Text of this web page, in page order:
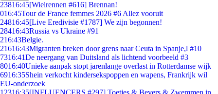
23816:45[Wielrennen #616] Brennan!
016:45Tour de France femmes 2026 #6 Allez vooruit
24816:45[Live Eredivisie #1787] We zijn begonnen!
28416:43Russia vs Ukraine #91
216:43Belgie.
21616:43Migranten breken door grens naar Ceuta in Spanje,l #10
7316:41De neergang van Duitsland als lichtend voorbeeld #3
8016:40Unieke aanpak stopt jarenlange overlast in Rotterdamse wijk
6916:35Shein verkocht kindersekspoppen en wapens, Frankrijk wil
EU-onderzoek
12316:35[INFLUENCERS #297] Toetjes & Bevers & Zwemmen in